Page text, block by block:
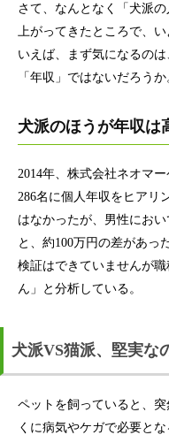
さて、なんとなく「犬派
上がってきたところで、
いえば、まず気になるの
「年収」ではないだろうか
犬派のほうが年収は
2014年、株式会社ネオマ
286名に個人年収をヒアリ
はなかったが、男性にお
と、約100万円の差があっ
検証はできていませんが
ん」と分析している。
犬派VS猫派、堅実な
ペットを飼っていると、
くに病気やケガで必要と